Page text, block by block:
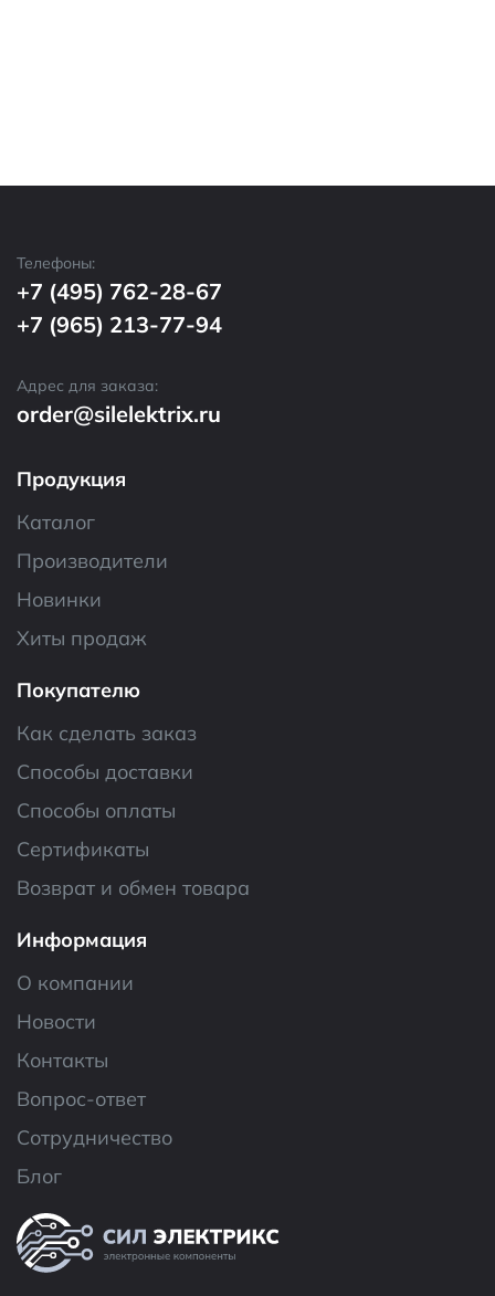
Телефоны:
+7 (495) 762-28-67
+7 (965) 213-77-94
Адрес для заказа:
order@silelektrix.ru
Продукция
Каталог
Производители
Новинки
Хиты продаж
Покупателю
Как сделать заказ
Способы доставки
Способы оплаты
Сертификаты
Возврат и обмен товара
Информация
О компании
Новости
Контакты
Вопрос-ответ
Сотрудничество
Блог